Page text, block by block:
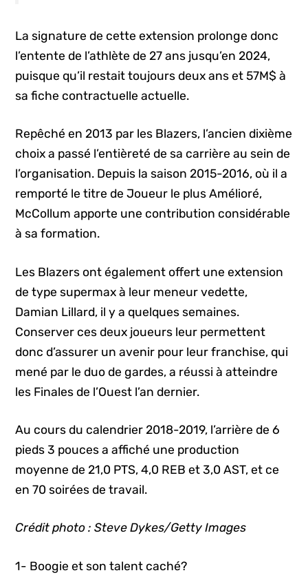
La signature de cette extension prolonge donc
l’entente de l’athlète de 27 ans jusqu’en 2024,
puisque qu’il restait toujours deux ans et 57M$ à
sa fiche contractuelle actuelle.
Repêché en 2013 par les Blazers, l’ancien dixième
choix a passé l’entièreté de sa carrière au sein de
l’organisation. Depuis la saison 2015-2016, où il a
remporté le titre de Joueur le plus Amélioré,
McCollum apporte une contribution considérable
à sa formation.
Les Blazers ont également offert une extension
de type supermax à leur meneur vedette,
Damian Lillard, il y a quelques semaines.
Conserver ces deux joueurs leur permettent
donc d’assurer un avenir pour leur franchise, qui
mené par le duo de gardes, a réussi à atteindre
les Finales de l’Ouest l’an dernier.
Au cours du calendrier 2018-2019, l’arrière de 6
pieds 3 pouces a affiché une production
moyenne de 21,0 PTS, 4,0 REB et 3,0 AST, et ce
en 70 soirées de travail.
Crédit photo : Steve Dykes/Getty Images
1- Boogie et son talent caché?